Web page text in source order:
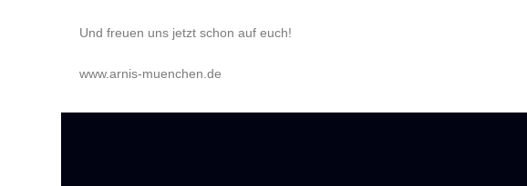
Und freuen uns jetzt schon auf euch!
www.arnis-muenchen.de